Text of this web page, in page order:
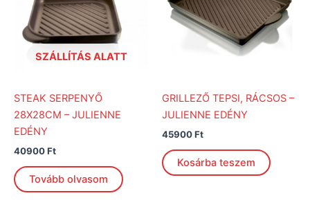
SZÁLLÍTÁS ALATT
STEAK SERPENYŐ
28X28CM – JULIENNE
EDÉNY
40900Ft
Tovább olvasom
GRILLEZŐ TEPSI, RÁCSOS –
JULIENNE EDÉNY
45900Ft
Kosárba teszem